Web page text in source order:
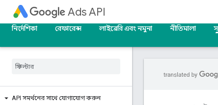
Ads API
নির্দেশিকা রেফারেন্স লাইব্রেরি এবং নমুনা নীতিমালা
API সমর্থনের সাথে যোগাযোগ করুন